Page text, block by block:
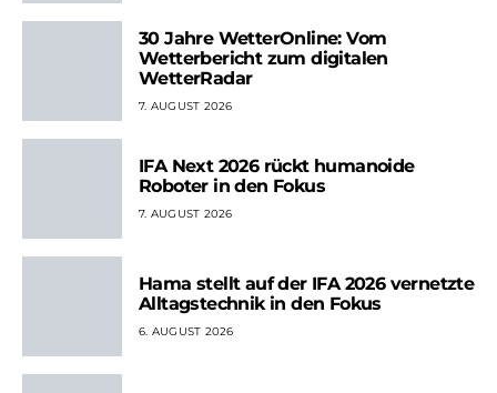
30 Jahre WetterOnline: Vom
Wetterbericht zum digitalen
WetterRadar
7. AUGUST 2026
IFA Next 2026 rückt humanoide
Roboter in den Fokus
7. AUGUST 2026
Hama stellt auf der IFA 2026 vernetzte
Alltagstechnik in den Fokus
6. AUGUST 2026